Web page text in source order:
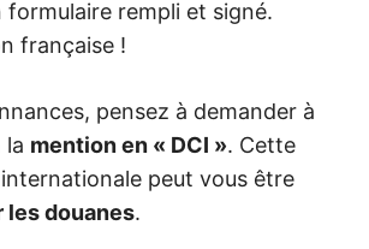
formulaire rempli et signé.
française !
pensez à demander à
la mention en « DCI ». Cette
peut vous être
les douanes.